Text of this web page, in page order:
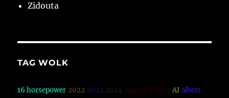
Zidouta
TAG WOLK
16 horsepower 2022 2023 2024 Agnes Varda AI albert